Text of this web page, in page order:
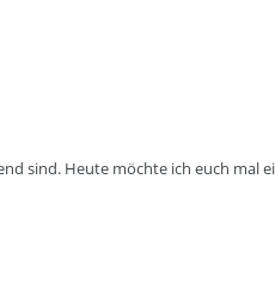
sind. Heute möchte ich euch